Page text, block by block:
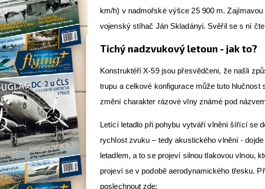
km/h) v nadmořské výšce 25 900 m.
vojenský stíhač Ján Skladányi. Svěřil se s ní
Tichý nadzvukový letoun - jak to?
Konstruktéři X-59 jsou přesvědčeni, že našli
trupu a celkové konfigurace může tuto
změní charakter rázové vlny známé pod
Letící letadlo při pohybu vytváří vlnění šířící se
rychlost zvuku – tedy akustického vlnění -
letadlem, a to se projeví silnou tlakovou vlnou,
projeví se v podobě aerodynamického třesku.
poslechnout zde: